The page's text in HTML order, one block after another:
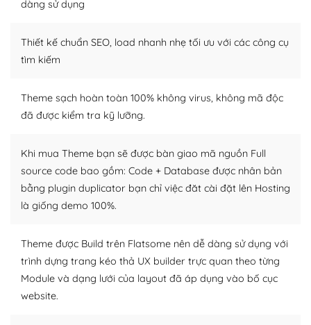
– Sở hữu một cộng đồng lớn, sẵn sàng hỗ trợ
người cuồng tín WordPress.
kiếm những cộng đồng WordPress, họ sẽ giúp bạn trả
lời, giải đáp vấn đề của bạn.
Cộng đồng sử dụng WordPress sẵn sàng hỗ trợ bạn
Plugin mở rộng là thành phần cài đặt thêm vào
WordPress để tăng thêm các tính năng cần thiết. Có
nhiều plugin trả phí hoặc miễn phí.
dàng sử dụng
Thiết kế chuẩn SEO, load nhanh nhẹ tối ưu với các công cụ
tìm kiếm
Theme sạch hoàn toàn 100% không virus, không mã độc
đã được kiểm tra kỹ lưỡng.
Khi mua Theme bạn sẽ được bàn giao mã nguồn Full
source code bao gồm: Code + Database được nhân bản
bằng plugin duplicator bạn chỉ việc đăt cài đặt lên Hosting
là giống demo 100%.
Theme được Build trên Flatsome nên dễ dàng sử dụng với
trình dựng trang kéo thả UX builder trực quan theo từng
Module và dạng lưới của layout đã áp dụng vào bố cục
website.